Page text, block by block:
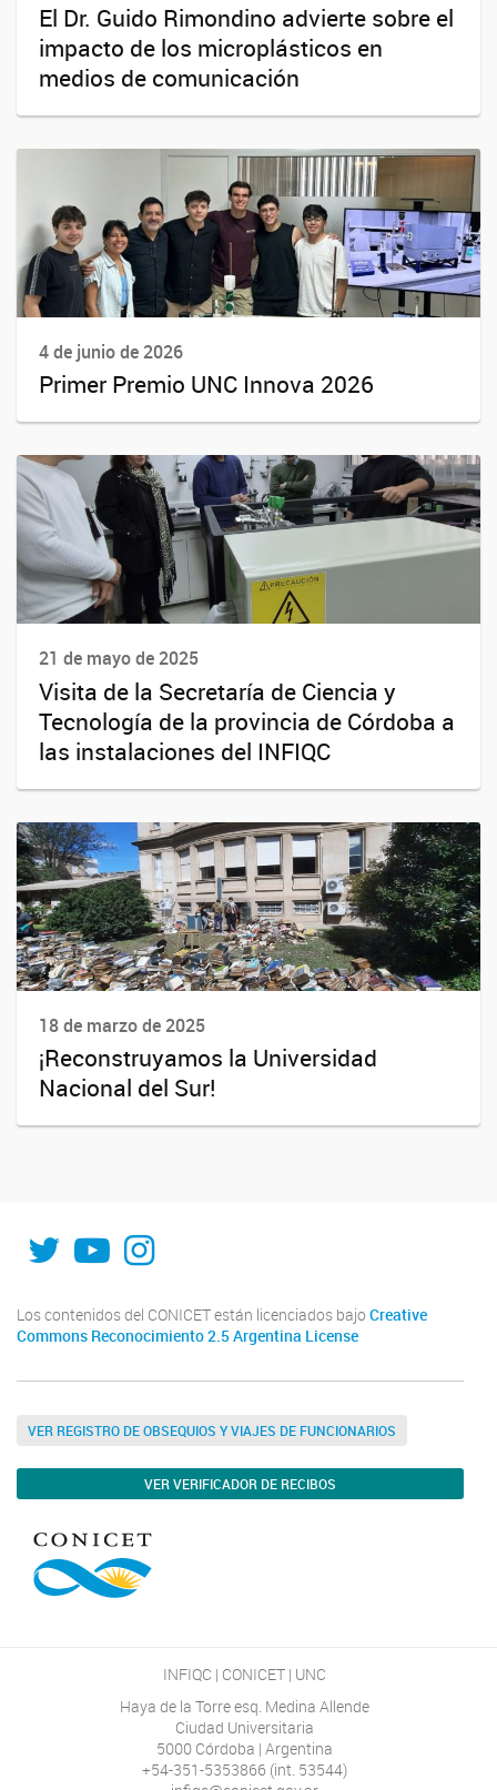
El Dr. Guido Rimondino advierte sobre el
impacto de los microplásticos en
medios de comunicación
4 de junio de 2026
Primer Premio UNC Innova 2026
21 de mayo de 2025
Visita de la Secretaría de Ciencia y
Tecnología de la provincia de Córdoba a
las instalaciones del INFIQC
18 de marzo de 2025
¡Reconstruyamos la Universidad
Nacional del Sur!
INFIQC
INFIQCINFIQC
Los contenidos del CONICET están licenciados bajo Creative
Commons Reconocimiento 2.5 Argentina License
VER REGISTRO DE OBSEQUIOS Y VIAJES DE FUNCIONARIOS
VER VERIFICADOR DE RECIBOS
INFIQC | CONICET | UNC
Haya de la Torre esq. Medina Allende
Ciudad Universitaria
5000 Córdoba | Argentina
+54-351-5353866 (int. 53544)